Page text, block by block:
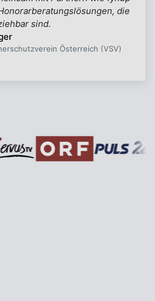
die
sind.
Österreich (VSV)